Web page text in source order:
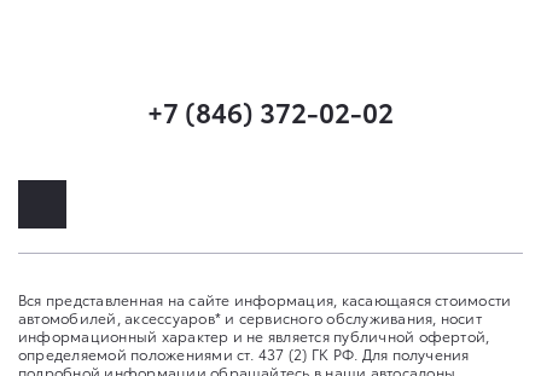
+7 (846) 372-02-02
Вся представленная на сайте информация, касающаяся стоимости
автомобилей, аксессуаров* и сервисного обслуживания, носит
информационный характер и не является публичной офертой,
определяемой положениями ст. 437 (2) ГК РФ. Для получения
подробной информации обращайтесь в наши автосалоны.